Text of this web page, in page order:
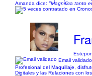
Amanda dice: "Magnifica tanto
Email validado
Profesional del Maquillaje,
Digitales y las Relaciones con